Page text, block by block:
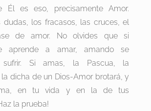
Él es eso, precisamente Amor.
dudas, los fracasos, las cruces, el
de amor. No olvides que si
aprende a amar, amando se
Si amas, la Pascua, la
la dicha de un Dios-Amor brotará, y
en tu vida y en la de tus
la prueba!